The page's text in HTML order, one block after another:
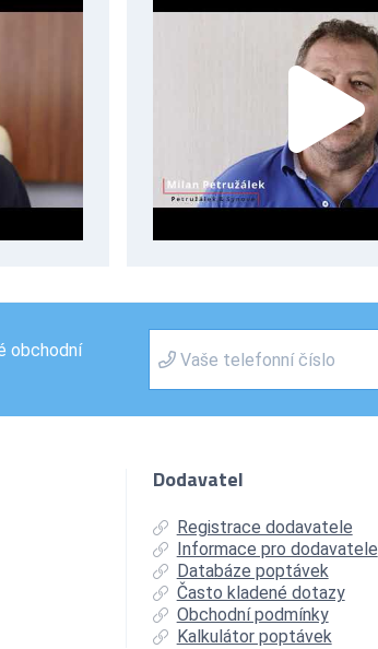
obchodní
Dodavatel
Registrace dodavatele
Informace pro dodavatele
Databáze poptávek
Často kladené dotazy
Obchodní podmínky
Kalkulátor poptávek